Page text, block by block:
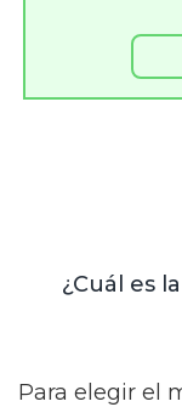
¿Cuál es
Para elegir el